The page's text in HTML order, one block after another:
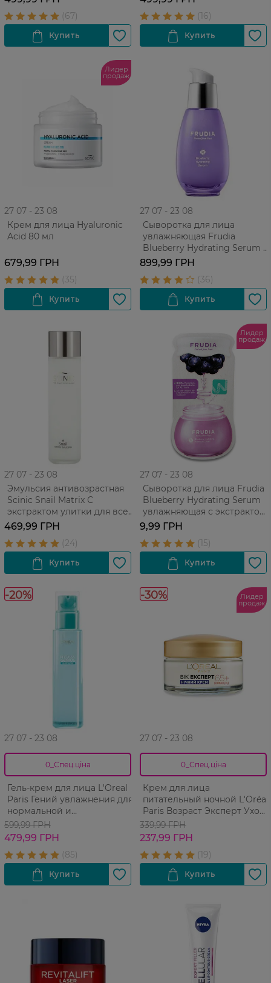
Лидер
продаж
27 07 - 23 08
Крем для лица Hyaluronic
Acid 80 мл
679,99 ГРН
27 07 - 23 08
Сыворотка для лица
увлажняющая Frudia
Blueberry Hydrating Serum с
черникой для всех типов
кожи, 50 г
899,99 ГРН
27 07 - 23 08
Эмульсия антивозрастная
Scinic Snail Matrix С
экстрактом улитки для всех
типов кожи 150 мл
469,99 ГРН
Лидер
продаж
27 07 - 23 08
Сыворотка для лица Frudia
Blueberry Hydrating Serum
увлажняющая с экстрактом
черники Для всех типов
кожи 1 шт.
9,99 ГРН
-20%
27 07 - 23 08
0_Спец.ціна
Гель-крем для лица L'Oreal
Paris Гений увлажнения для
нормальной и
комбинированной кожи
лица 70 мл
599,99 ГРН
479,99 ГРН
-30% Лидер
продаж
27 07 - 23 08
0_Спец.ціна
Крем для лица
питательный ночной L'Oréal
Paris Возраст Эксперт Уход
против морщин 65+ 50 мл
339,99 ГРН
237,99 ГРН